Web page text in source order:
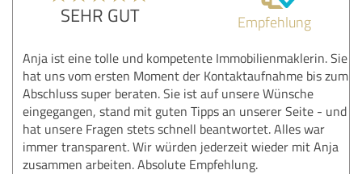
SEHR GUT Empfehlung
Anja ist eine tolle und kompetente Immobilienmaklerin. Sie
hat uns vom ersten Moment der Kontaktaufnahme bis zum
Abschluss super beraten. Sie ist auf unsere Wünsche
eingegangen, stand mit guten Tipps an unserer Seite - und
hat unsere Fragen stets schnell beantwortet. Alles war
immer transparent. Wir würden jederzeit wieder mit Anja
zusammen arbeiten. Absolute Empfehlung.